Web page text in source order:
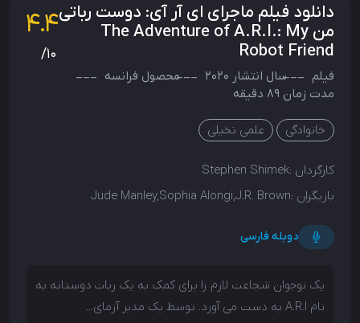
دانلود فیلم ماجرای ای آر آی: دوست رباتی
من The Adventure of A.R.I.: My
Robot Friend
4.4
/10
فیلم سال انتشار 2020 محصول فرانسه
مدت زمان 89 دقیقه
خانوادگی علمی تخیلی
کارگردان :Stephen Shimek
بازیگران :Jude Manley,Sophia Alongi,J.R. Brown
دوبله فارسی
یک نوجوان شجاعت لازم را برای کمک به یک ربات دوستانه به
نام A.R.I به دست می آورد. توسط یک مدیر آزمای...